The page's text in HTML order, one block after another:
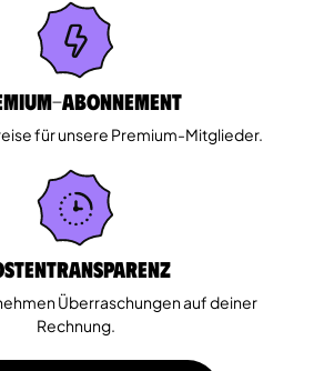
Abonnement
für unsere Premium-Mitglieder.
Überraschungen auf deiner
Rechnung.